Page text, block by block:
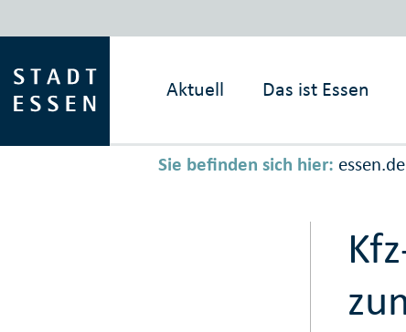
Aktuell Das ist Essen
Sie befinden sich hier: essen.de